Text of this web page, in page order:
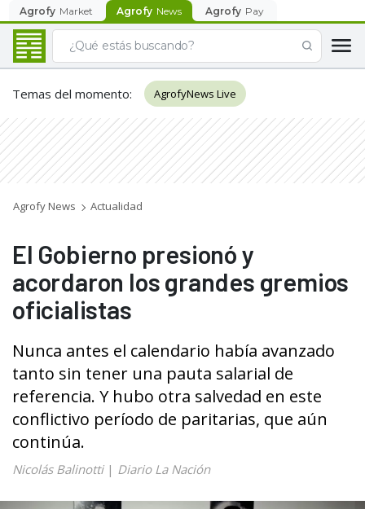
Agrofy Market Agrofy News Agrofy Pay
Temas del momento: AgrofyNews Live
Agrofy News Actualidad
El Gobierno presionó y
acordaron los grandes gremios
oficialistas
Nunca antes el calendario había avanzado
tanto sin tener una pauta salarial de
referencia. Y hubo otra salvedad en este
conflictivo período de paritarias, que aún
continúa.
Nicolás Balinotti| Diario La Nación